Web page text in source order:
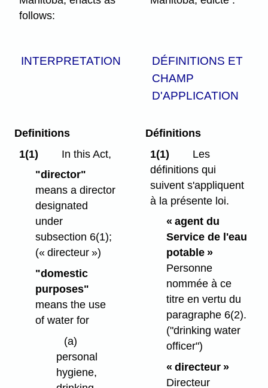
follows:
INTERPRETATION
DÉFINITIONS ET
CHAMP
D'APPLICATION
Definitions
1(1)
In this Act,
"director"
means a director
designated
under
subsection 6(1);
(« directeur »)
"domestic
purposes"
means the use
of water for
(a)
personal
hygiene,
Définitions
1(1)
Les
définitions qui
suivent s'appliquent
à la présente loi.
« agent du
Service de l'eau
potable »
Personne
nommée à ce
titre en vertu du
paragraphe 6(2).
("drinking water
officer")
« directeur »
Directeur